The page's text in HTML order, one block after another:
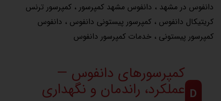
دانفوس در مشهد ، دانفوس مشهد کمپرسور ، کمپرسور ترنس
کریتیکال دانفوس ، کمپرسور پیستونی دانفوس ، دانفوس
کمپرسور پیستونی ، خدمات کمپرسور دانفوس
D
کمپرسورهای دانفوس —
عملکرد، راندمان و نگهداری